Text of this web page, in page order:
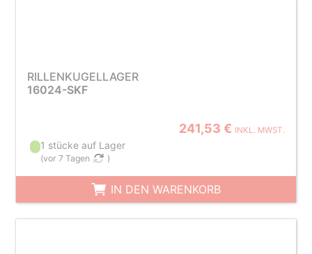
RILLENKUGELLAGER
16024-SKF
241,53 € INKL. MWST.
1 stücke auf Lager
(vor 7 Tagen )
IN DEN WARENKORB